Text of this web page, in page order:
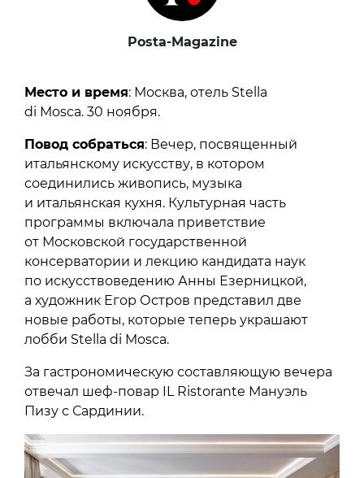
Posta-Magazine
Место и время: Москва, отель Stella
di Mosca. 30 ноября.
Повод собраться: Вечер, посвященный
итальянскому искусству, в котором
соединились живопись, музыка
и итальянская кухня. Культурная часть
программы включала приветствие
от Московской государственной
консерватории и лекцию кандидата наук
по искусствоведению Анны Езерницкой,
а художник Егор Остров представил две
новые работы, которые теперь украшают
лобби Stella di Mosca.
За гастрономическую составляющую вечера
отвечал шеф-повар IL Ristorante Мануэль
Пизу с Сардинии.